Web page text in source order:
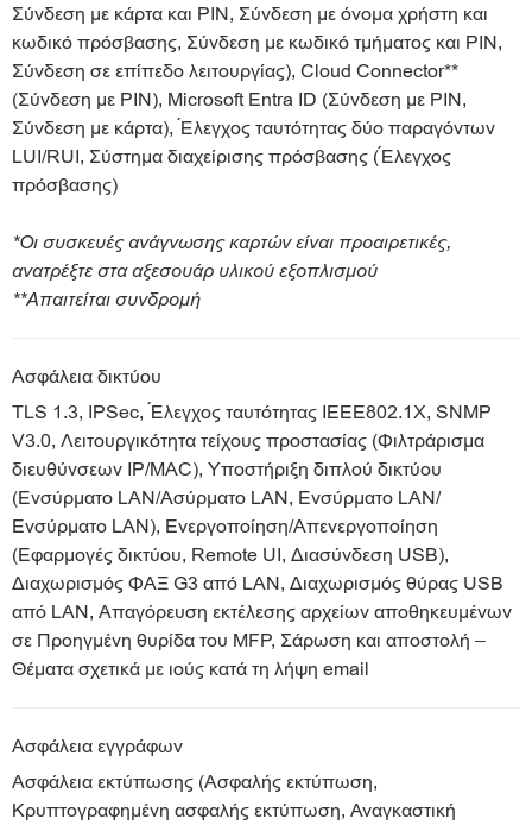
Σύνδεση με κάρτα και PIN, Σύνδεση με όνομα χρήστη και
κωδικό πρόσβασης, Σύνδεση με κωδικό τμήματος και PIN,
Σύνδεση σε επίπεδο λειτουργίας), Cloud Connector**
(Σύνδεση με PIN), Microsoft Entra ID (Σύνδεση με PIN,
Σύνδεση με κάρτα), Έλεγχος ταυτότητας δύο παραγόντων
LUI/RUI, Σύστημα διαχείρισης πρόσβασης (Έλεγχος
πρόσβασης)
*Οι συσκευές ανάγνωσης καρτών είναι προαιρετικές,
ανατρέξτε στα αξεσουάρ υλικού εξοπλισμού
**Απαιτείται συνδρομή
Ασφάλεια δικτύου
TLS 1.3, IPSec, Έλεγχος ταυτότητας IEEE802.1X, SNMP
V3.0, Λειτουργικότητα τείχους προστασίας (Φιλτράρισμα
διευθύνσεων IP/MAC), Υποστήριξη διπλού δικτύου
(Ενσύρματο LAN/Ασύρματο LAN, Ενσύρματο LAN/
Ενσύρματο LAN), Ενεργοποίηση/Απενεργοποίηση
(Εφαρμογές δικτύου, Remote UI, Διασύνδεση USB),
Διαχωρισμός ΦΑΞ G3 από LAN, Διαχωρισμός θύρας USB
από LAN, Απαγόρευση εκτέλεσης αρχείων αποθηκευμένων
σε Προηγμένη θυρίδα του MFP, Σάρωση και αποστολή –
Θέματα σχετικά με ιούς κατά τη λήψη email
Ασφάλεια εγγράφων
Ασφάλεια εκτύπωσης (Ασφαλής εκτύπωση,
Κρυπτογραφημένη ασφαλής εκτύπωση, Αναγκαστική